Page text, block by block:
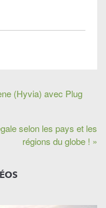
(Hyvia) avec Plug
selon les pays et les
régions du globe ! »